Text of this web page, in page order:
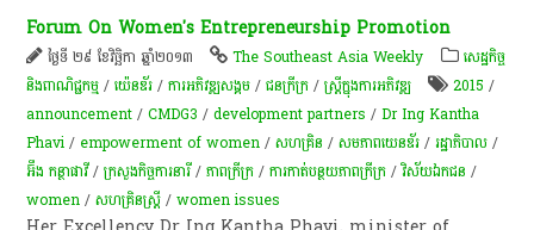
Forum On Women's Entrepreneurship Promotion
ថ្ងៃទី ២៩ ខែវិច្ឆិកា ឆ្នាំ២០១៣ The Southeast Asia Weekly
សេដ្ឋកិច្ច
និងពាណិជ្ជកម្ម /យ៉េនឌ័រ /ការ​អភិវឌ្ឍ​សង្គម /ជនក្រីក្រ /ស្ត្រីក្នុងការអភិវឌ្ឍ 2015 /
announcement /CMDG3 /development partners /Dr Ing Kantha
Phavi / empowerment of women /សហគ្រិន /សមភាព​យេនឌ័រ /រដ្ឋាភិបាល /
អ៊ឹង ​កន្ថា​ផាវី/ក្រសួងកិច្ចការនារី/ភាពក្រីក្រ /ការកាត់បន្ថយភាពក្រីក្រ /វិស័យ​ឯកជន​ /
women /សហគ្រិន​ស្ត្រី​ /women issues